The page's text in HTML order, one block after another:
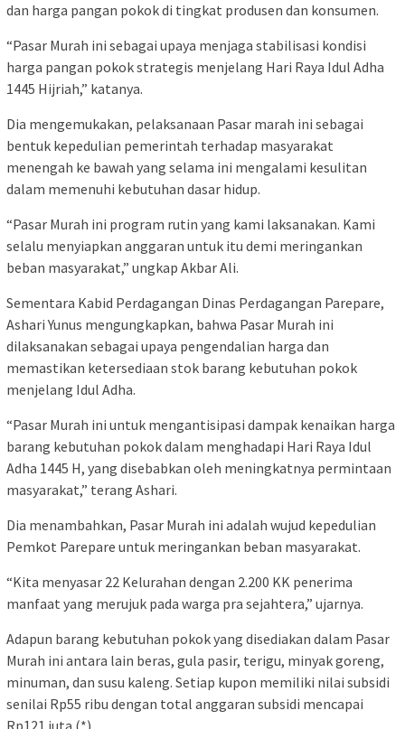
dan harga pangan pokok di tingkat produsen dan konsumen.
“Pasar Murah ini sebagai upaya menjaga stabilisasi kondisi
harga pangan pokok strategis menjelang Hari Raya Idul Adha
1445 Hijriah,” katanya.
Dia mengemukakan, pelaksanaan Pasar marah ini sebagai
bentuk kepedulian pemerintah terhadap masyarakat
menengah ke bawah yang selama ini mengalami kesulitan
dalam memenuhi kebutuhan dasar hidup.
“Pasar Murah ini program rutin yang kami laksanakan. Kami
selalu menyiapkan anggaran untuk itu demi meringankan
beban masyarakat,” ungkap Akbar Ali.
Sementara Kabid Perdagangan Dinas Perdagangan Parepare,
Ashari Yunus mengungkapkan, bahwa Pasar Murah ini
dilaksanakan sebagai upaya pengendalian harga dan
memastikan ketersediaan stok barang kebutuhan pokok
menjelang Idul Adha.
“Pasar Murah ini untuk mengantisipasi dampak kenaikan harga
barang kebutuhan pokok dalam menghadapi Hari Raya Idul
Adha 1445 H, yang disebabkan oleh meningkatnya permintaan
masyarakat,” terang Ashari.
Dia menambahkan, Pasar Murah ini adalah wujud kepedulian
Pemkot Parepare untuk meringankan beban masyarakat.
“Kita menyasar 22 Kelurahan dengan 2.200 KK penerima
manfaat yang merujuk pada warga pra sejahtera,” ujarnya.
Adapun barang kebutuhan pokok yang disediakan dalam Pasar
Murah ini antara lain beras, gula pasir, terigu, minyak goreng,
minuman, dan susu kaleng. Setiap kupon memiliki nilai subsidi
senilai Rp55 ribu dengan total anggaran subsidi mencapai